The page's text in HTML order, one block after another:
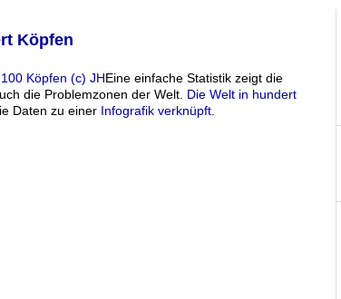
Köpfen
Eine einfache Statistik zeigt die
die Problemzonen der Welt. Die Welt in hundert
Daten zu einer Infografik verknüpft.